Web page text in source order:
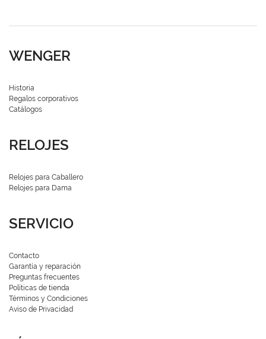
WENGER
Historia
Regalos corporativos
Catálogos
RELOJES
Relojes para Caballero
Relojes para Dama
SERVICIO
Contacto
Garantía y reparación
Preguntas frecuentes
Políticas de tienda
Términos y Condiciones
Aviso de Privacidad